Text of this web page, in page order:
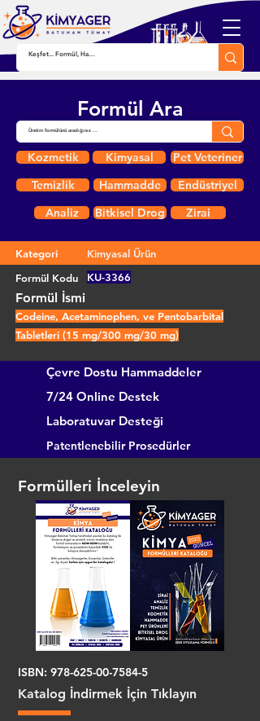
Formül Ara
Kozmetik Kimyasal
Pet Veteriner
Temizlik
Hammadde
Endüstriyel
Analiz
Bitkisel Drog Zirai
Kategori
Kimyasal Ürün
Formül Kodu
KU-3366
Formül İsmi
Codeine, Acetaminophen, ve Pentobarbital
Tabletleri (15 mg/300 mg/30 mg)
Çevre Dostu Hammaddeler
7/24 Online Destek
Laboratuvar Desteği
Patentlenebilir Prosedürler
Formülleri İnceleyin
ISBN: 978-625-00-7584-5
Katalog İndirmek İçin Tıklayın